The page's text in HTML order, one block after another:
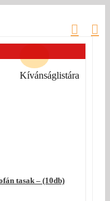
tasak – (10db)
Kívánságlistára